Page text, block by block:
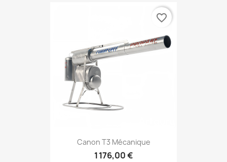
Canon T3 Mécanique
1 176,00 €
favorite_border